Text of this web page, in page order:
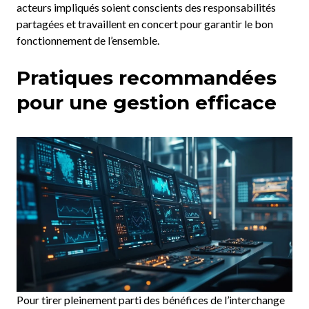
acteurs impliqués soient conscients des responsabilités
partagées et travaillent en concert pour garantir le bon
fonctionnement de l’ensemble.
Pratiques recommandées
pour une gestion efficace
Pour tirer pleinement parti des bénéfices de l’interchange